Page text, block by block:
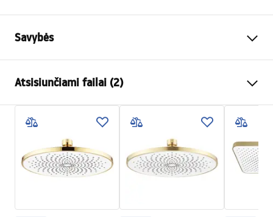
Savybės
Medžiaga
Montavimo būdas
Prisukamas
Plotis
300
Aukštis
2mm
Gylis
300mm
Atsisiunčiami failai (2)
Pielęgnacja.pdf
Garantijos sąlygos